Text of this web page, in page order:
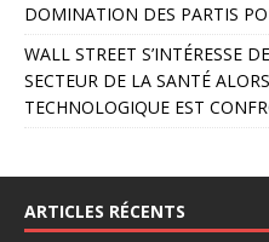
DOMINATION DES PARTIS
WALL STREET S’INTÉRESSE
SECTEUR DE LA SANTÉ
TECHNOLOGIQUE EST
ARTICLES RÉCENTS